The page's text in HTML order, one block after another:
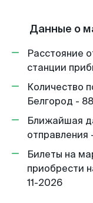
Данные о
Расстояние
станции
Количество
Белгород - 88
Ближайшая
Билеты на
приобрести
11-2026